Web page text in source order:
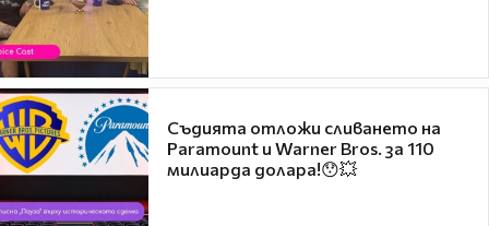
Съдията отложи сливането на
Paramount и Warner Bros. за 110
милиарда долара!😯💥